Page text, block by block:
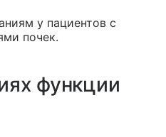
у пациентов с
почек.
функции